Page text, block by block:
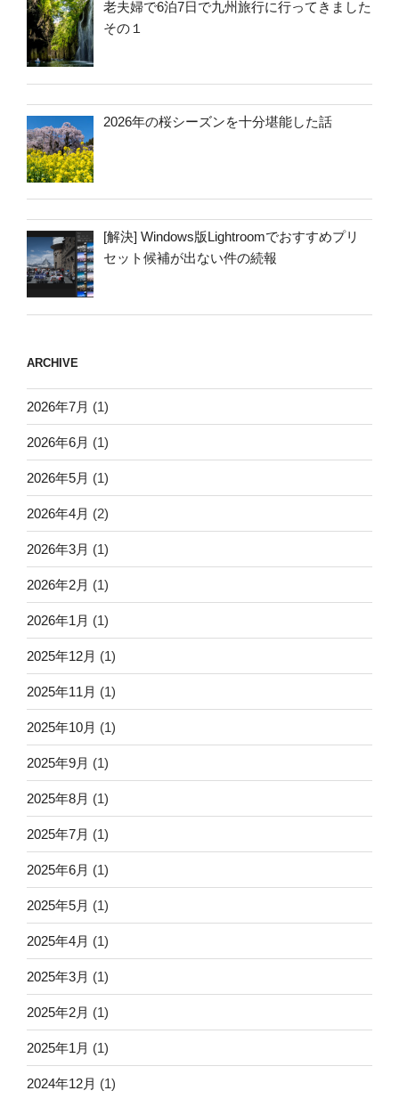
老夫婦で6泊7日で九州旅行に行ってきました
その１
2026年の桜シーズンを十分堪能した話
[解決] Windows版Lightroomでおすすめプリ
セット候補が出ない件の続報
ARCHIVE
2026年7月 (1)
2026年6月 (1)
2026年5月 (1)
2026年4月 (2)
2026年3月 (1)
2026年2月 (1)
2026年1月 (1)
2025年12月 (1)
2025年11月 (1)
2025年10月 (1)
2025年9月 (1)
2025年8月 (1)
2025年7月 (1)
2025年6月 (1)
2025年5月 (1)
2025年4月 (1)
2025年3月 (1)
2025年2月 (1)
2025年1月 (1)
2024年12月 (1)